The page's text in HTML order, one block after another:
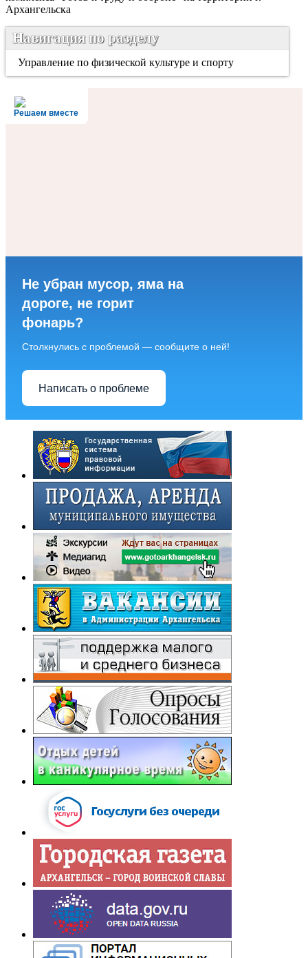
Архангельска
Навигация по разделу
Управление по физической культуре и спорту
Решаем вместе
Не убран мусор, яма на
дороге, не горит
фонарь?
Столкнулись с проблемой — сообщите о ней!
Написать о проблеме